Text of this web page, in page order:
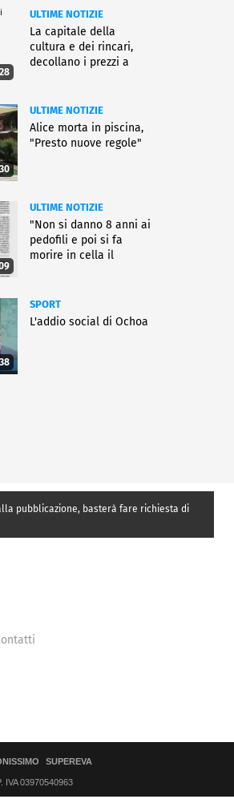
ULTIME NOTIZIE
La capitale della
cultura e dei rincari,
decollano i prezzi a
ULTIME NOTIZIE
Alice morta in piscina,
"Presto nuove regole"
ULTIME NOTIZIE
"Non si danno 8 anni ai
pedofili e poi si fa
morire in cella il
SPORT
L'addio social di Ochoa
pubblicazione, basterà fare richiesta di
SUPEREVA
IVA 03970540963